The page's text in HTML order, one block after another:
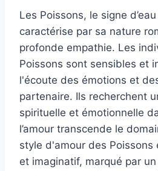
Les Poissons, le signe
caractérise par sa nature
profonde empathie. Les
Poissons sont sensibles et
l'écoute des émotions et
partenaire. Ils recherchent
spirituelle et émotionnelle
l’amour transcende le
style d'amour des Poissons
et imaginatif, marqué par